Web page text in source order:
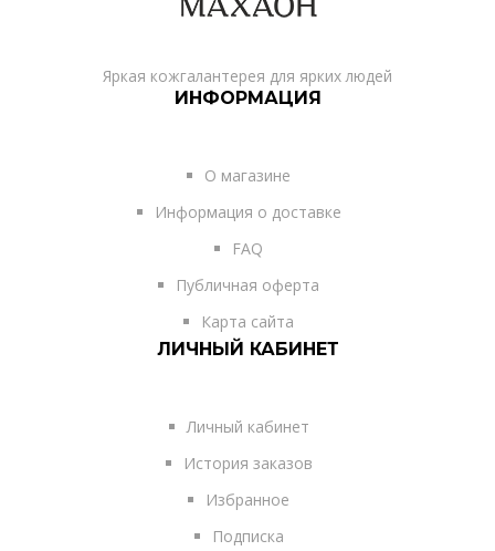
Яркая кожгалантерея для ярких людей
ИНФОРМАЦИЯ
О магазине
Информация о доставке
FAQ
Публичная оферта
Карта сайта
ЛИЧНЫЙ КАБИНЕТ
Личный кабинет
История заказов
Избранное
Подписка